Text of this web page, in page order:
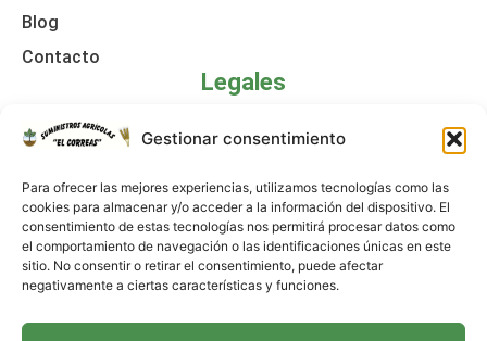
Gestionar consentimiento
Para ofrecer las mejores experiencias, utilizamos tecnologías como las
cookies para almacenar y/o acceder a la información del dispositivo. El
consentimiento de estas tecnologías nos permitirá procesar datos como
el comportamiento de navegación o las identificaciones únicas en este
sitio. No consentir o retirar el consentimiento, puede afectar
negativamente a ciertas características y funciones.
Blog
Contacto
Legales
Política de cookies
Declaración de accesibilidad
Política de privacidad